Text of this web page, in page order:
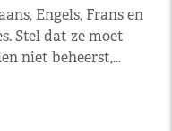
Engels, Frans en
Stel dat ze moet
niet beheerst,…